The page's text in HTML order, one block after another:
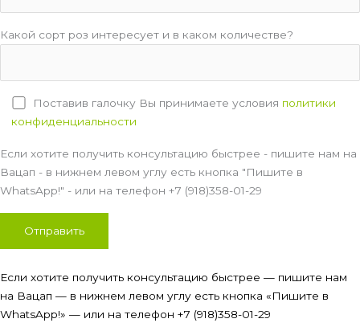
Какой сорт роз интересует и в каком количестве?
Поставив галочку Вы принимаете условия политики
конфиденциальности
Если хотите получить консультацию быстрее - пишите нам на
Вацап - в нижнем левом углу есть кнопка "Пишите в
WhatsApp!" - или на телефон +7 (918)358-01-29
Если хотите получить консультацию быстрее — пишите нам
на Вацап — в нижнем левом углу есть кнопка «Пишите в
WhatsApp!» — или на телефон +7 (918)358-01-29